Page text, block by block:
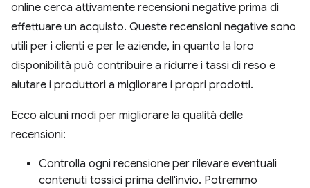
online cerca attivamente recensioni negative prima di
effettuare un acquisto. Queste recensioni negative sono
utili per i clienti e per le aziende, in quanto la loro
disponibilità può contribuire a ridurre i tassi di reso e
aiutare i produttori a migliorare i propri prodotti.
Ecco alcuni modi per migliorare la qualità delle
recensioni:
Controlla ogni recensione per rilevare eventuali
contenuti tossici prima dell'invio. Potremmo